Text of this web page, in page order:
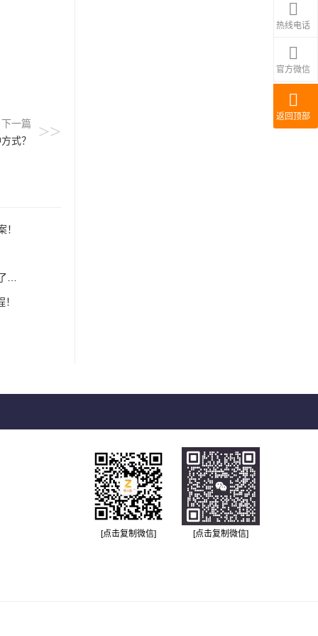
下一篇
式？
>>
热线电话
官方微信
返回顶部
[点击复制微信] [点击复制微信]